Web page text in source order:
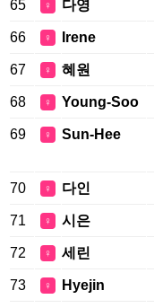
65 ♀ 다영
66 ♀ Irene
67 ♀ 혜원
68 ♀ Young-Soo
69 ♀ Sun-Hee
70 ♀ 다인
71 ♀ 시은
72 ♀ 세린
73 ♀ Hyejin